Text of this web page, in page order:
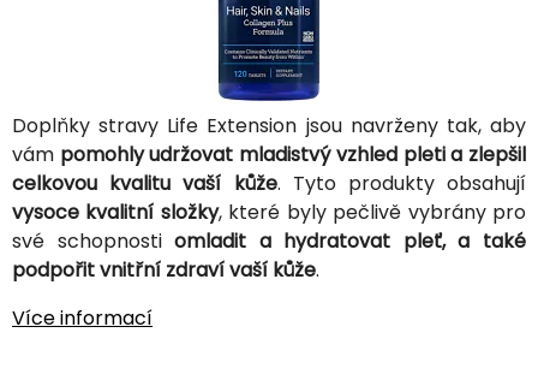
Doplňky stravy Life Extension jsou navrženy tak, aby
vám pomohly udržovat mladistvý vzhled pleti a zlepšil
celkovou kvalitu vaší kůže. Tyto produkty obsahují
vysoce kvalitní složky, které byly pečlivě vybrány pro
své schopnostiomladit a hydratovat pleť, a také
podpořit vnitřní zdraví vaší kůže.
Více informací